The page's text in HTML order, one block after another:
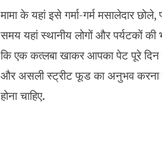
मामा के यहां इसे गर्मा-गर्म मसालेदार
समय यहां स्थानीय लोगों और पर्यटकों की
कि एक कत्लबा खाकर आपका पेट पूरे
और असली स्ट्रीट फूड का अनुभव करना
होना चाहिए.